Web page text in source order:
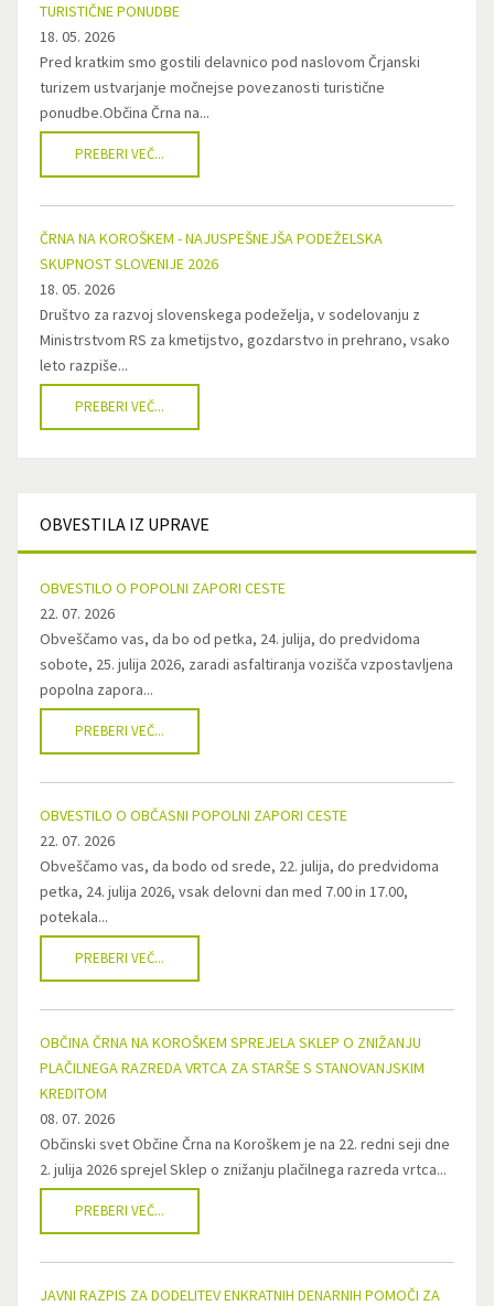
TURISTIČNE PONUDBE
18. 05. 2026
Pred kratkim smo gostili delavnico pod naslovom Črjanski
turizem ustvarjanje močnejse povezanosti turistične
ponudbe.Občina Črna na...
PREBERI VEČ...
ČRNA NA KOROŠKEM - NAJUSPEŠNEJŠA PODEŽELSKA
SKUPNOST SLOVENIJE 2026
18. 05. 2026
Društvo za razvoj slovenskega podeželja, v sodelovanju z
Ministrstvom RS za kmetijstvo, gozdarstvo in prehrano, vsako
leto razpiše...
PREBERI VEČ...
OBVESTILA IZ UPRAVE
OBVESTILO O POPOLNI ZAPORI CESTE
22. 07. 2026
Obveščamo vas, da bo od petka, 24. julija, do predvidoma
sobote, 25. julija 2026, zaradi asfaltiranja vozišča vzpostavljena
popolna zapora...
PREBERI VEČ...
OBVESTILO O OBČASNI POPOLNI ZAPORI CESTE
22. 07. 2026
Obveščamo vas, da bodo od srede, 22. julija, do predvidoma
petka, 24. julija 2026, vsak delovni dan med 7.00 in 17.00,
potekala...
PREBERI VEČ...
OBČINA ČRNA NA KOROŠKEM SPREJELA SKLEP O ZNIŽANJU
PLAČILNEGA RAZREDA VRTCA ZA STARŠE S STANOVANJSKIM
KREDITOM
08. 07. 2026
Občinski svet Občine Črna na Koroškem je na 22. redni seji dne
2. julija 2026 sprejel Sklep o znižanju plačilnega razreda vrtca...
PREBERI VEČ...
JAVNI RAZPIS ZA DODELITEV ENKRATNIH DENARNIH POMOČI ZA